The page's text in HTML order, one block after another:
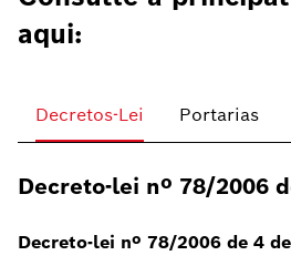
aqui:
Decretos-Lei Portarias
Decreto-lei nº 78/2006
Decreto-lei nº 78/2006 de 4